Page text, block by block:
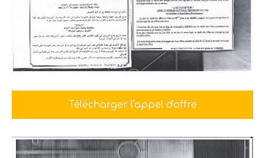
Télécharger l'appel d'offre